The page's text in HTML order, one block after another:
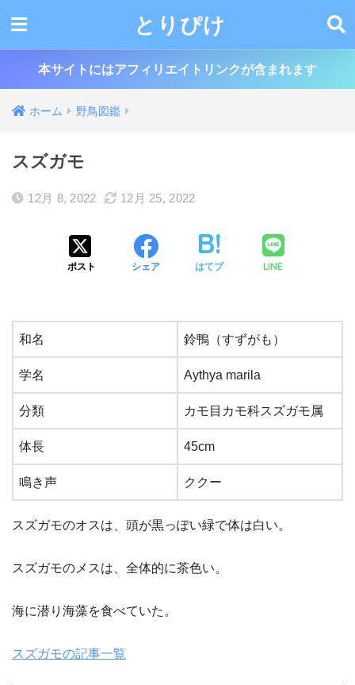
とりぴけ
本サイトにはアフィリエイトリンクが含まれます
ホーム 野鳥図鑑
スズガモ
12月 8, 2022 12月 25, 2022
ポスト シェア はてブ LINE
和名 鈴鴨（すずがも）
学名 Aythya marila
分類 カモ目カモ科スズガモ属
体長 45cm
鳴き声 ククー
スズガモのオスは、頭が黒っぽい緑で体は白い。
スズガモのメスは、全体的に茶色い。
海に潜り海藻を食べていた。
スズガモの記事一覧